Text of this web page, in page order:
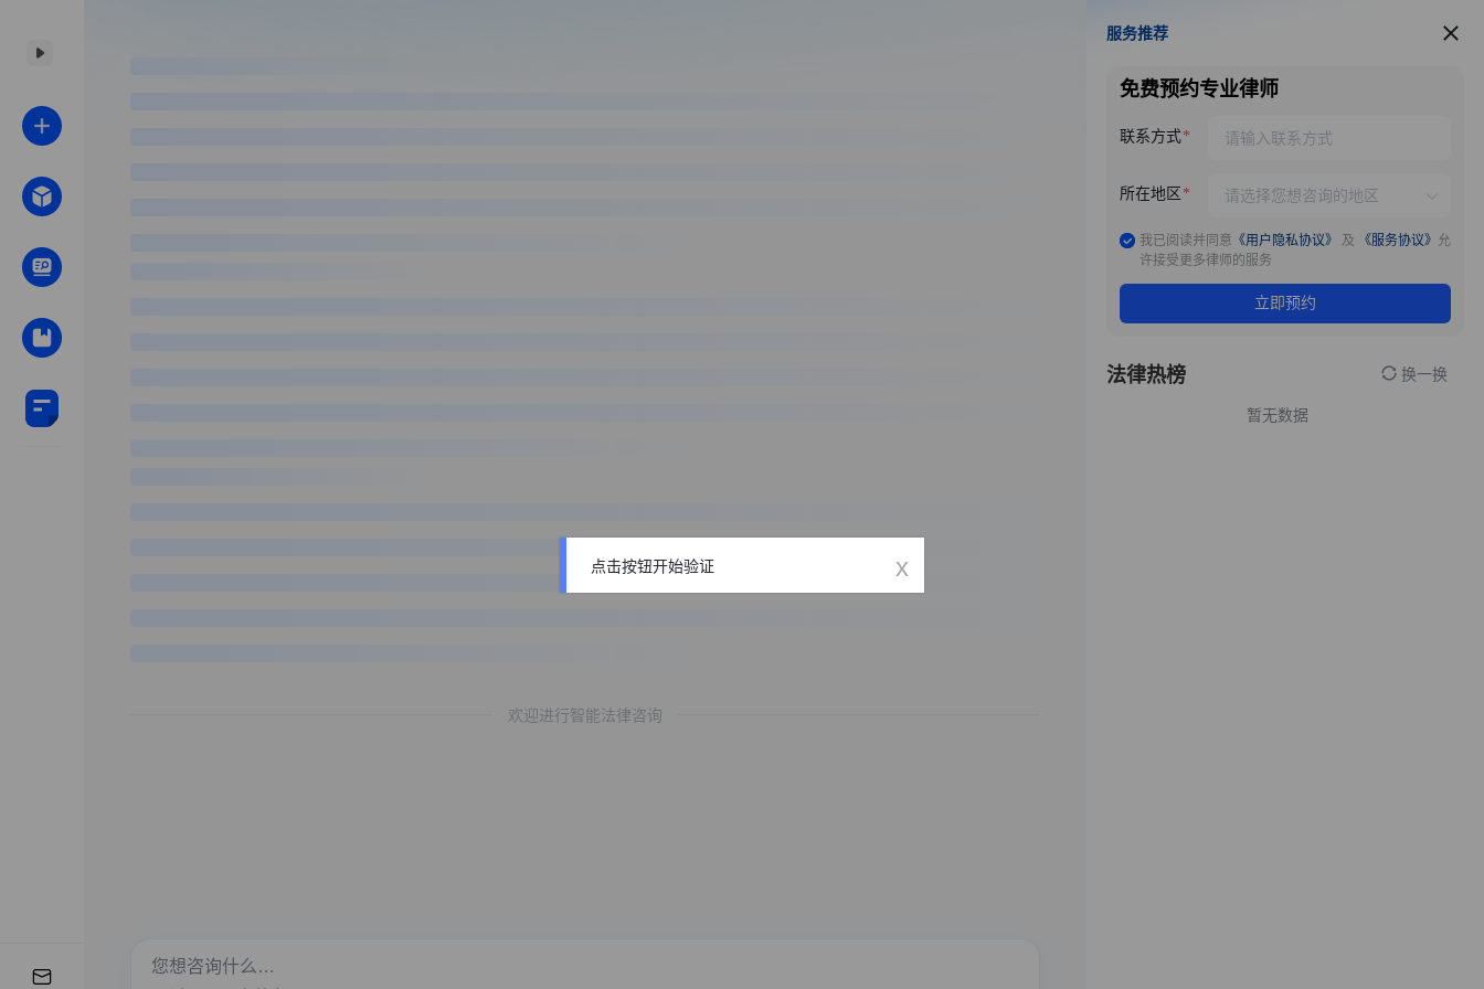
欢迎进行智能法律咨询
服务推荐
服务推荐
免费预约专业律师
联系方式
所在地区
我已阅读并同意 《用户隐私协议》 及 《服务协议》 允
许接受更多律师的服务
立即预约
法律热榜 换一换
暂无数据
点击按钮开始验证 x